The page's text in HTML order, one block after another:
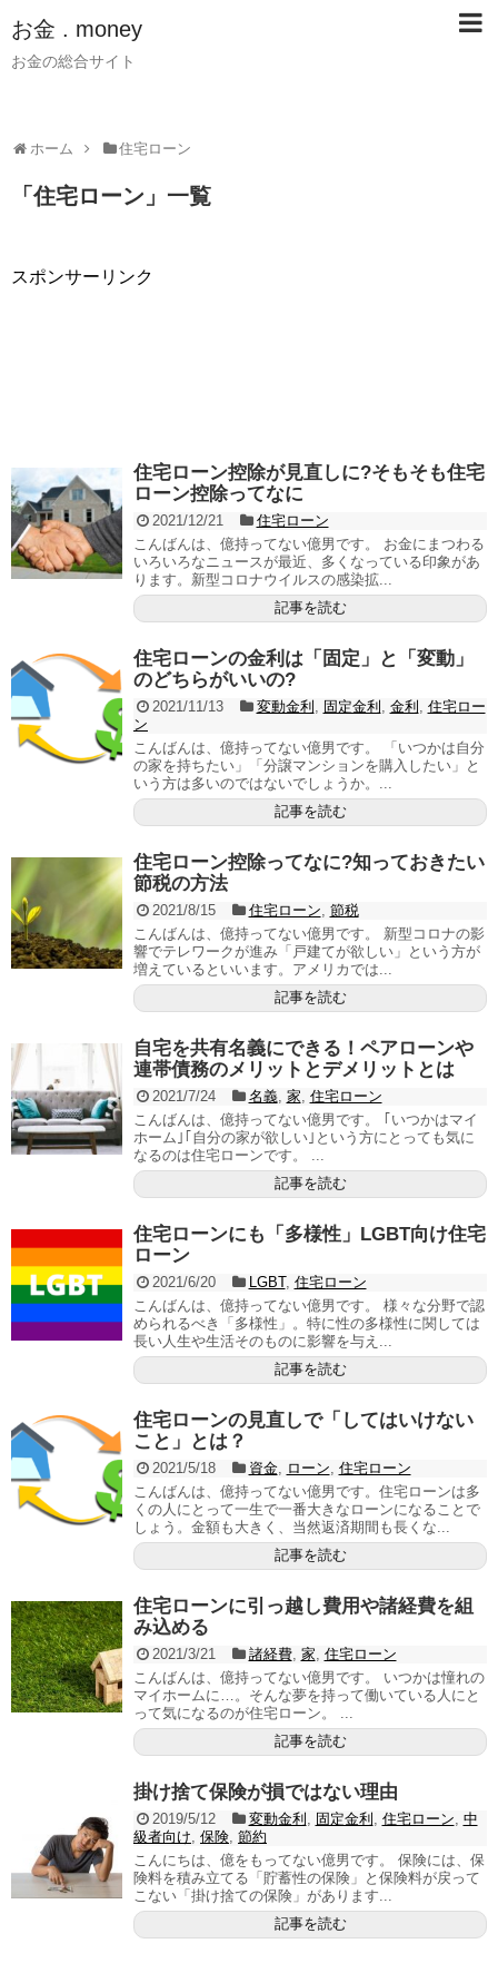
お金 . money
お金の総合サイト
ホーム 住宅ローン
「住宅ローン 」 一覧
スポンサーリンク
住宅ローン控除が見直しに?そもそも住宅
ローン控除ってなに
2021/12/21
住宅ローン
こんばんは、億持ってない億男です。 お金にまつわる
いろいろなニュースが最近、多くなっている印象があ
ります。新型コロナウイルスの感染拡...
記事を読む
住宅ローンの金利は「固定」と「変動」
のどちらがいいの?
2021/11/13 変動金利 , 固定金利 , 金利 , 住宅ロー
ン
こんばんは、億持ってない億男です。 「いつかは自分
の家を持ちたい」「分譲マンションを購入したい」と
いう方は多いのではないでしょうか。...
記事を読む
住宅ローン控除ってなに?知っておきたい
節税の方法
2021/8/15 住宅ローン, 節税
こんばんは、億持ってない億男です。 新型コロナの影
響でテレワークが進み「戸建てが欲しい」という方が
増えているといいます。アメリカでは...
記事を読む
自宅を共有名義にできる！ペアローンや
連帯債務のメリットとデメリットとは
2021/7/24 名義, 家, 住宅ローン
こんばんは、億持ってない億男です。 ｢いつかはマイ
ホーム｣｢自分の家が欲しい｣という方にとっても気に
なるのは住宅ローンです。 ...
記事を読む
住宅ローンにも「多様性」LGBT向け住宅
ローン
2021/6/20 LGBT, 住宅ローン
こんばんは、億持ってない億男です。 様々な分野で認
められるべき「多様性」。特に性の多様性に関しては
長い人生や生活そのものに影響を与え...
記事を読む
住宅ローンの見直しで「してはいけない
こと」とは？
2021/5/18 資金, ローン, 住宅ローン
こんばんは、億持ってない億男です。住宅ローンは多
くの人にとって一生で一番大きなローンになることで
しょう。金額も大きく、当然返済期間も長くな...
記事を読む
住宅ローンに引っ越し費用や諸経費を組
み込める
2021/3/21 諸経費, 家, 住宅ローン
こんばんは、億持ってない億男です。 いつかは憧れの
マイホームに…。そんな夢を持って働いている人にと
って気になるのが住宅ローン。 ...
記事を読む
掛け捨て保険が損ではない理由
2019/5/12 変動金利 , 固定金利 , 住宅ローン, 中
級者向け, 保険, 節約
こんにちは、億をもってない億男です。 保険には、保
険料を積み立てる「貯蓄性の保険」と保険料が戻って
こない「掛け捨ての保険」があります...
記事を読む